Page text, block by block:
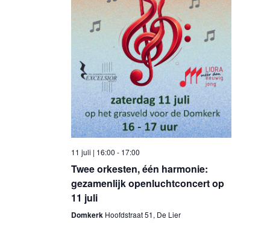
11 juli | 16:00 - 17:00
Twee orkesten, één harmonie:
gezamenlijk openluchtconcert op
11 juli
Domkerk Hoofdstraat 51, De Lier